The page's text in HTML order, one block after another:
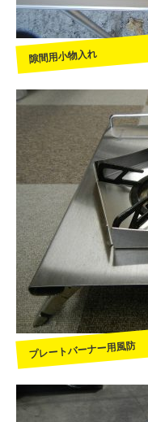
隙間用小物入れ
プレートバーナー用風防